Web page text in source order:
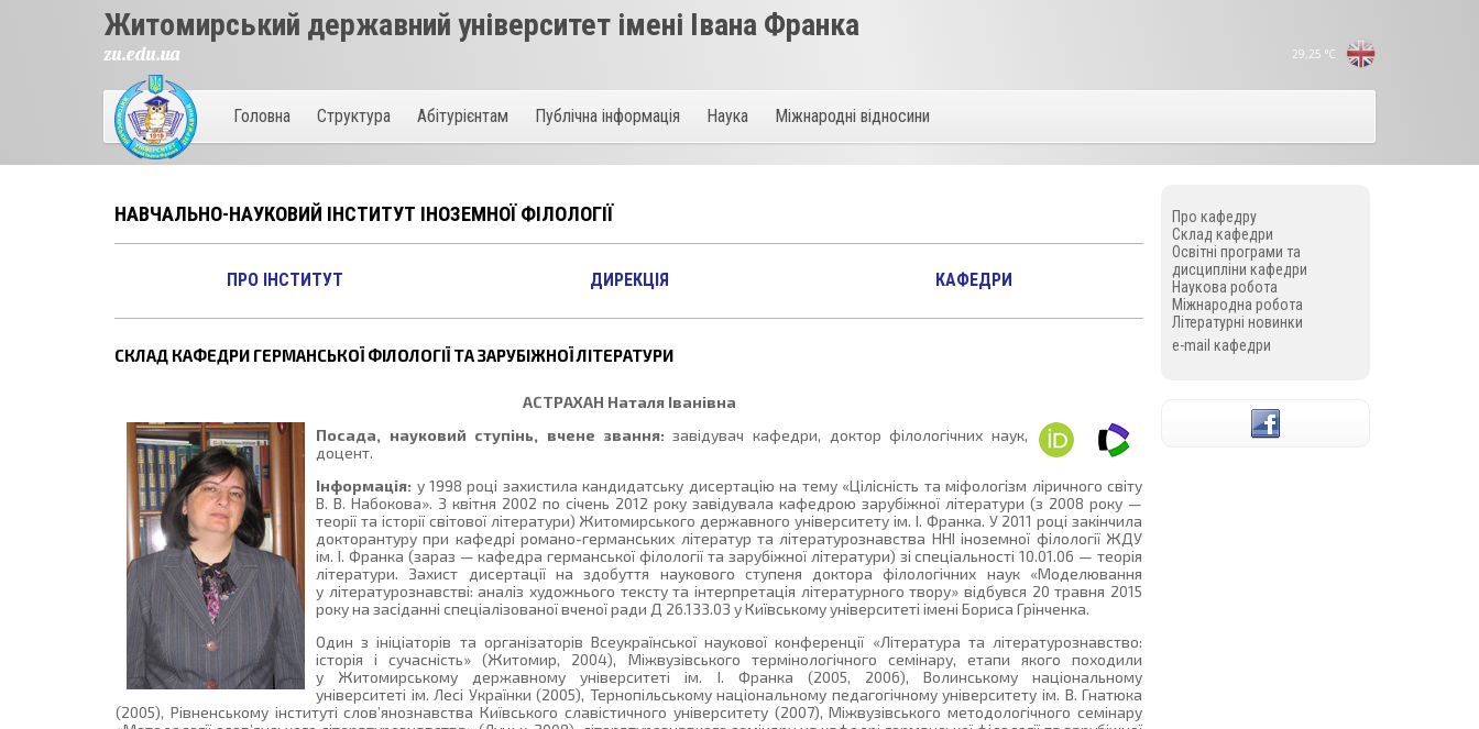
29,25 °C
Житомирський державний університет імені Івана Франка
zu.edu.ua
Головна Структура Абітурієнтам Публічна інформація Наука Міжнародні відносини
НАВЧАЛЬНО-НАУКОВИЙ ІНСТИТУТ ІНОЗЕМНОЇ ФІЛОЛОГІЇ
ПРО ІНСТИТУТ ДИРЕКЦІЯ КАФЕДРИ
СКЛАД КАФЕДРИ ГЕРМАНСЬКОЇ ФІЛОЛОГІЇ ТА ЗАРУБІЖНОЇ ЛІТЕРАТУРИ
АСТРАХАН Наталя Іванівна
Посада, науковий ступінь, вчене звання: завідувач кафедри, доктор філологічних наук,
доцент.
Інформація: у 1998 році захистила кандидатську дисертацію на тему «Цілісність та міфологізм ліричного світу
В. В. Набокова». З квітня 2002 по січень 2012 року завідувала кафедрою зарубіжної літератури (з 2008 року —
теорії та історії світової літератури) Житомирського державного університету ім. І. Франка. У 2011 році закінчила
докторантуру при кафедрі романо-германських літератур та літературознавства ННІ іноземної філології ЖДУ
ім. І. Франка (зараз — кафедра германської філології та зарубіжної літератури) зі спеціальності 10.01.06 — теорія
літератури. Захист дисертації на здобуття наукового ступеня доктора філологічних наук «Моделювання
у літературознавстві: аналіз художнього тексту та інтерпретація літературного твору» відбувся 20 травня 2015
року на засіданні спеціалізованої вченої ради Д 26.133.03 у Київському університеті імені Бориса Грінченка.
Один з ініціаторів та організаторів Всеукраїнської наукової конференції «Література та літературознавство:
історія і сучасність» (Житомир, 2004), Міжвузівського термінологічного семінару, етапи якого походили
у Житомирському державному університеті ім. І. Франка (2005, 2006), Волинському національному
університеті ім. Лесі Українки (2005), Тернопільському національному педагогічному університету ім. В. Гнатюка
(2005), Рівненському інституті слов’янознавства Київського славістичного університету (2007), Міжвузівського методологічного семінару
Про кафедру
Склад кафедри
Освітні програми та
дисципліни кафедри
Наукова робота
Міжнародна робота
Літературні новинки
e-mail кафедри